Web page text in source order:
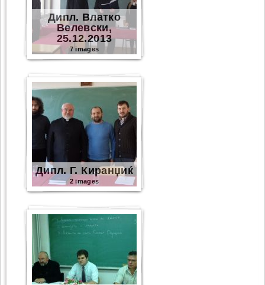
Дипл. Влатко
Велевски,
25.12.2013
7 images
Дипл. Г. Киранџиќ
2 images